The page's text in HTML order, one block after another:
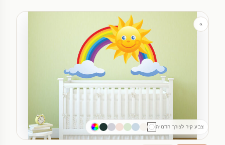
צבע קיר לצורך הדמיה